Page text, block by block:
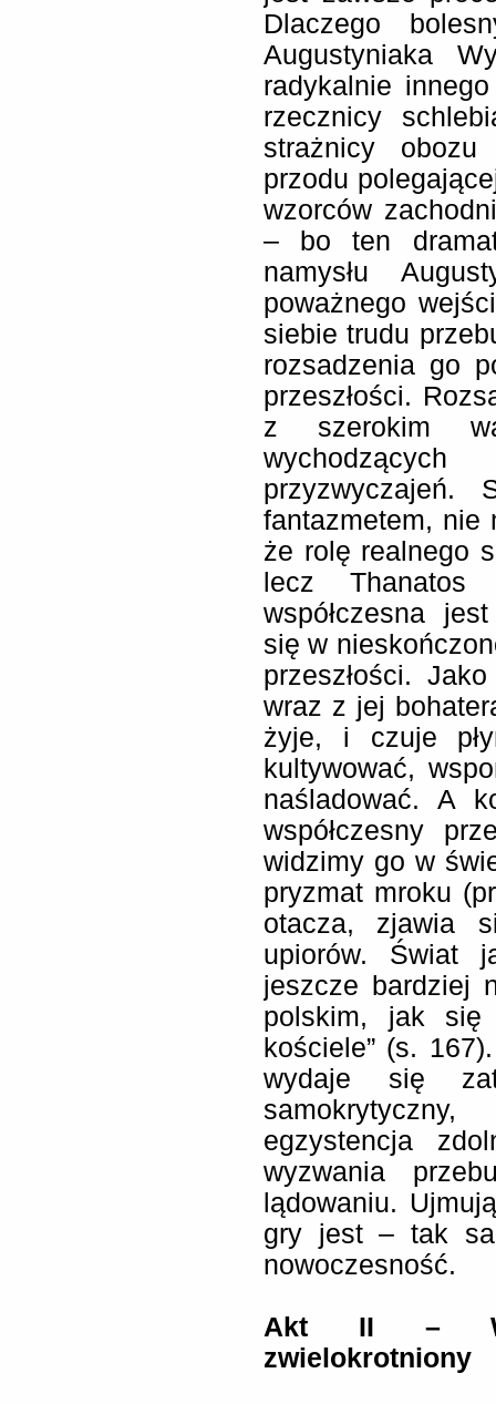
Dlaczego
Augustyniaka
radykalnie
rzecznicy
strażnicy
przodu
wzorców
– bo ten
namysłu
poważnego
siebie trudu
rozsadzenia go
przeszłości.
z szerokim
przyzwyczajeń.
fantazmetem, nie
że rolę realnego
lecz
współczesna
się w
przeszłości.
wraz z jej
żyje, i czuje
kultywować,
naśladować. A
współczesny
widzimy go w
pryzmat mroku
otacza, zjawia
upiorów. Świat
jeszcze bardziej
polskim, jak się
kościele” (s.
wydaje się
egzystencja
wyzwania
lądowaniu.
gry jest – tak
nowoczesność.
Akt II –
zwielokrotniony